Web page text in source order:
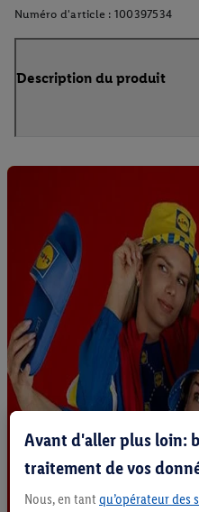
Numéro d'article : 100397534
Description du produit
Avant d'aller plus loin:
traitement de vos
Nous, en tant qu’opérateur des